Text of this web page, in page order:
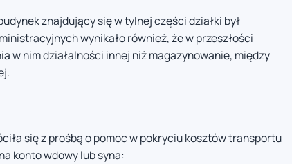
znajdujący się w tylnej części działki był
wynikało również, że w przeszłości
w nim działalności innej niż magazynowanie, między
się z prośbą o pomoc w pokryciu kosztów transportu
konto wdowy lub syna: